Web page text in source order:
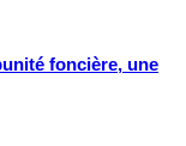
foncière, une